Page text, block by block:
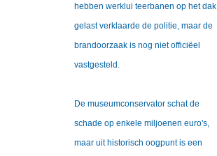
hebben werklui teerbanen op het dak
gelast verklaarde de politie, maar de
brandoorzaak is nog niet officiëel
vastgesteld.
De museumconservator schat de
schade op enkele miljoenen euro's,
maar uit historisch oogpunt is een